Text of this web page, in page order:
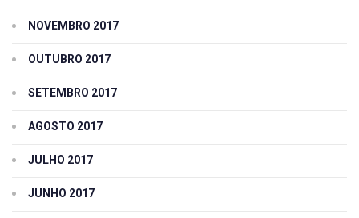
NOVEMBRO 2017
OUTUBRO 2017
SETEMBRO 2017
AGOSTO 2017
JULHO 2017
JUNHO 2017